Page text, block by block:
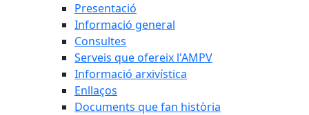
Presentació
Informació general
Consultes
Serveis que ofereix l'AMPV
Informació arxivística
Enllaços
Documents que fan història